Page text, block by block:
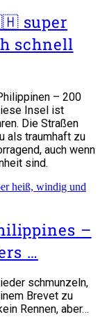
super
schnell
– 200
Insel ist
Die Straßen
als traumhaft zu
auch wenn
sind.
heiß, windig und
–
…
schmunzeln,
Brevet zu
Rennen, aber…